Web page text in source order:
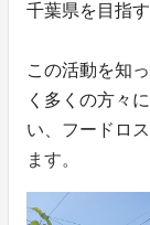
千葉県を目指
この活動を知
く多くの方々
い、フードロ
ます。